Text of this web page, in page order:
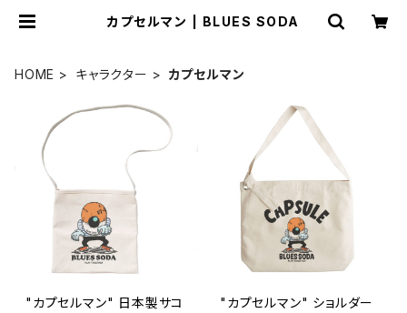
カプセルマン | BLUES SODA
HOME キャラクター カプセルマン
"カプセルマン" 日本製サコ
"カプセルマン" ショルダー